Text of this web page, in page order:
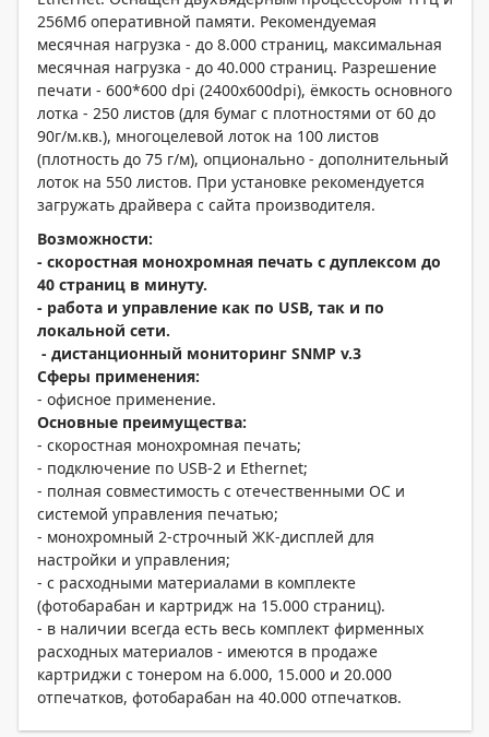
256Мб оперативной памяти. Рекомендуемая
месячная нагрузка - до 8.000 страниц, максимальная
месячная нагрузка - до 40.000 страниц. Разрешение
печати - 600*600 dpi (2400x600dpi), ёмкость основного
лотка - 250 листов (для бумаг с плотностями от 60 до
90г/м.кв.), многоцелевой лоток на 100 листов
(плотность до 75 г/м), опционально - дополнительный
лоток на 550 листов. При установке рекомендуется
загружать драйвера с сайта производителя.
Возможности:
- скоростная монохромная печать с дуплексом до
40 страниц в минуту.
- работа и управление как по USB, так и по
локальной сети.
- дистанционный мониторинг SNMP v.3
Сферы применения:
- офисное применение.
Основные преимущества:
- скоростная монохромная печать;
- подключение по USB-2 и Ethernet;
- полная совместимость с отечественными ОС и
системой управления печатью;
- монохромный 2-строчный ЖК-дисплей для
настройки и управления;
- с расходными материалами в комплекте
(фотобарабан и картридж на 15.000 страниц).
- в наличии всегда есть весь комплект фирменных
расходных материалов - имеются в продаже
картриджи с тонером на 6.000, 15.000 и 20.000
отпечатков, фотобарабан на 40.000 отпечатков.